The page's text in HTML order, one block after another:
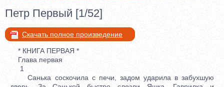
Петр Первый [1/52]
Скачать полное произведение
* КНИГА ПЕРВАЯ *
Глава первая
1
Санька соскочила с печи, задом ударила в забухшую